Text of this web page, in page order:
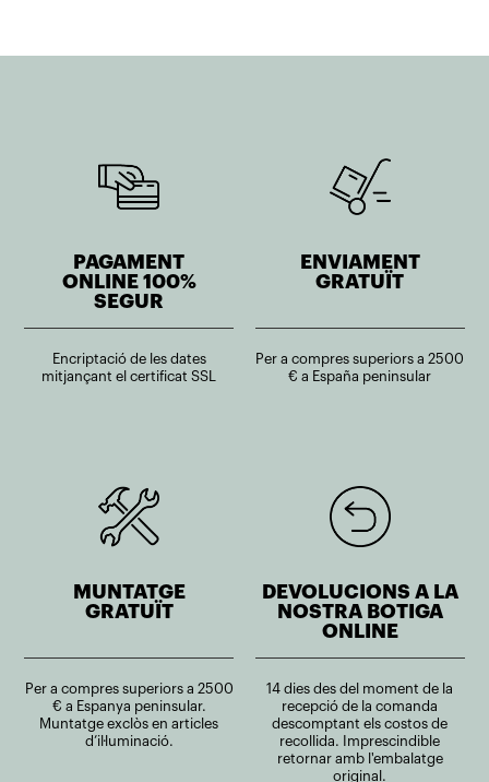
PAGAMENT
ONLINE 100%
SEGUR
Encriptació de les dates
mitjançant el certificat SSL
ENVIAMENT
GRATUÏT
Per a compres superiors a 2500
€ a España peninsular
MUNTATGE
GRATUÏT
Per a compres superiors a 2500
€ a Espanya peninsular.
Muntatge exclòs en articles
d’il·luminació.
DEVOLUCIONS A LA
NOSTRA BOTIGA
ONLINE
14 dies des del moment de la
recepció de la comanda
descomptant els costos de
recollida. Imprescindible
retornar amb l'embalatge
original.